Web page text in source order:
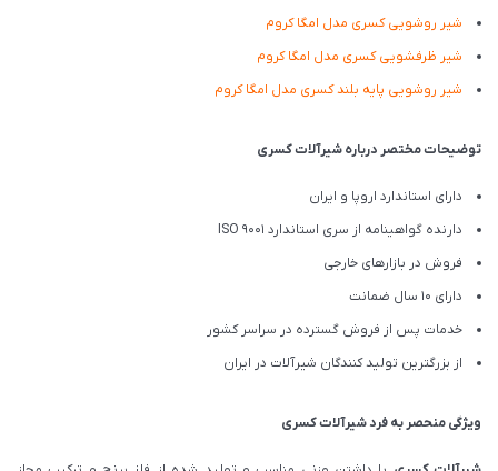
شیر روشویی کسری مدل امگا کروم
شیر ظرفشویی کسری مدل امگا کروم
شیر روشویی پایه بلند کسری مدل امگا کروم
توضیحات مختصر درباره شیرآلات کسری
دارای استاندارد اروپا و ایران
دارنده گواهینامه از سری استاندارد ISO 9001
فروش در بازارهای خارجی
دارای 10 سال ضمانت
خدمات پس از فروش گسترده در سراسر کشور
از بزرگترین تولید کنندگان شیرآلات در ایران
ویژگی منحصر به فرد شیرآلات کسری